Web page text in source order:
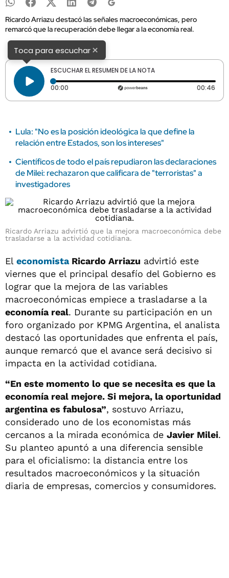
Ricardo Arriazu destacó las señales macroeconómicas, pero
remarcó que la recuperación debe llegar a la economía real.
Toca para escuchar×
ESCUCHAR EL RESUMEN DE LA NOTA
00:00 Tiempo transcurrido: 0 segundos 00:46
Lula: "No es la posición ideológica la que define la
relación entre Estados, son los intereses"
Científicos de todo el país repudiaron las declaraciones
de Milei: rechazaron que calificara de "terroristas" a
investigadores
Ricardo Arriazu advirtió que la mejora macroeconómica debe
trasladarse a la actividad cotidiana.
El economistaRicardo Arriazu advirtió este
viernes que el principal desafío del Gobierno es
lograr que la mejora de las variables
macroeconómicas empiece a trasladarse a la
economía real. Durante su participación en un
foro organizado por KPMG Argentina, el analista
destacó las oportunidades que enfrenta el país,
aunque remarcó que el avance será decisivo si
impacta en la actividad cotidiana.
“En este momento lo que se necesita es que la
economía real mejore. Si mejora, la oportunidad
argentina es fabulosa”, sostuvo Arriazu,
considerado uno de los economistas más
cercanos a la mirada económica de Javier Milei.
Su planteo apuntó a una diferencia sensible
para el oficialismo: la distancia entre los
resultados macroeconómicos y la situación
diaria de empresas, comercios y consumidores.